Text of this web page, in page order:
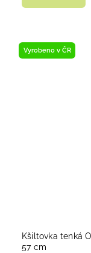
Vyrobeno v ČR
Kšiltovka tenká
57 cm